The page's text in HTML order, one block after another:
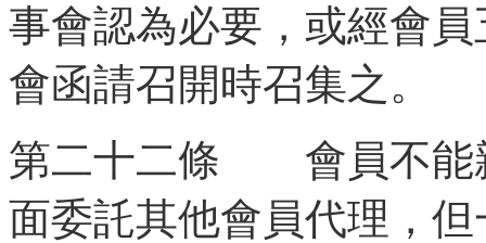
事會認為必要，或經會
會函請召開時召集之。
第二十二條 會員不能
面委託其他會員代理，